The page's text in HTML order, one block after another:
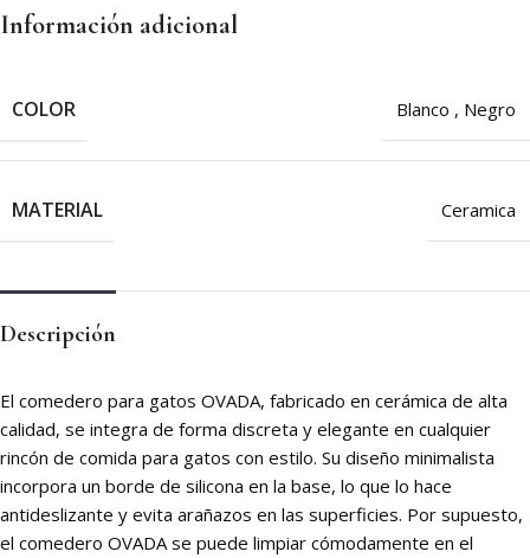
Información adicional
COLOR Blanco , Negro
MATERIAL Ceramica
Descripción
El comedero para gatos OVADA, fabricado en cerámica de alta
calidad, se integra de forma discreta y elegante en cualquier
rincón de comida para gatos con estilo. Su diseño minimalista
incorpora un borde de silicona en la base, lo que lo hace
antideslizante y evita arañazos en las superficies. Por supuesto,
el comedero OVADA se puede limpiar cómodamente en el